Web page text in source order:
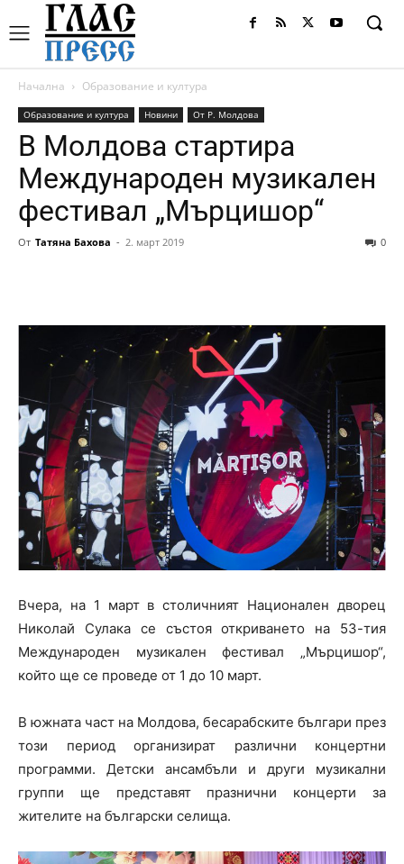
Начална Образование и култура
Образование и култура Новини От Р. Молдова
В Молдова стартира
Международен музикален
фестивал „Мърцишор“
От Татяна Бахова - 2. март 2019 0
Вчера, на 1 март в столичният Национален дворец
Николай Сулака се състоя откриването на 53-тия
Международен музикален фестивал „Мърцишор“,
който ще се проведе от 1 до 10 март.
В южната част на Молдова, бесарабските българи през
този период организират различни концертни
программи. Детски ансамбъли и други музикални
группи ще представят празнични концерти за
жителите на български селища.